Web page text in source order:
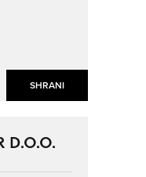
SHRANI
D.O.O.